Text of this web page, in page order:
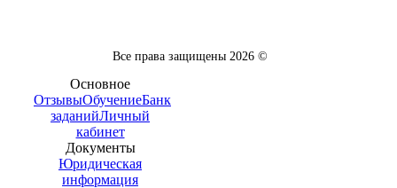
Все права защищены 2026 ©
Основное
ОтзывыОбучениеБанк
заданийЛичный
кабинет
Документы
Юридическая
информация